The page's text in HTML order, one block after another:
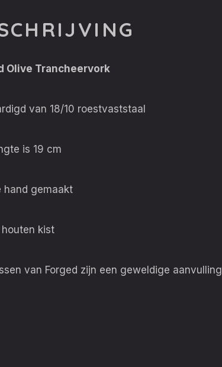
Olive Trancheervork
van 18/10 roestvaststaal
is 19 cm
hand gemaakt
houten kist
van Forged zijn een geweldige